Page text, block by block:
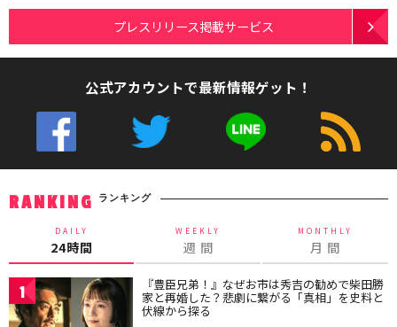
プレスリリース掲載サービス
公式アカウントで最新情報ゲット！
RANKING ランキング
DAILY
24時間
WEEKLY
週 間
MONTHLY
月 間
1 『豊臣兄弟！』なぜお市は秀吉の勧めで柴田勝
家と再婚した？悲劇に繋がる「真相」を史料と
伏線から探る